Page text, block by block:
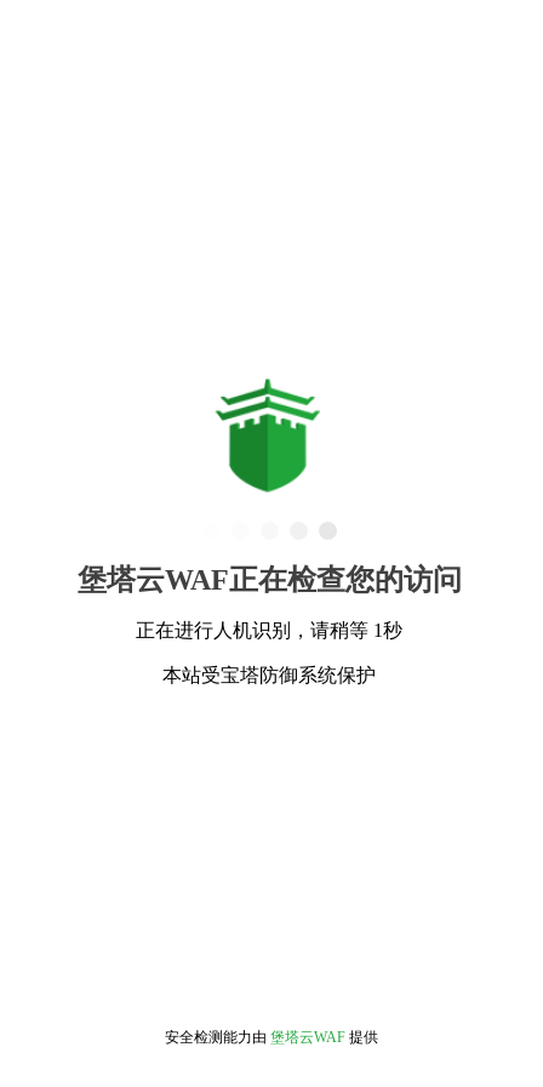
堡塔云WAF正在检查您的访问
正在进行人机识别，请稍等 1秒
本站受宝塔防御系统保护
安全检测能力由 堡塔云WAF 提供